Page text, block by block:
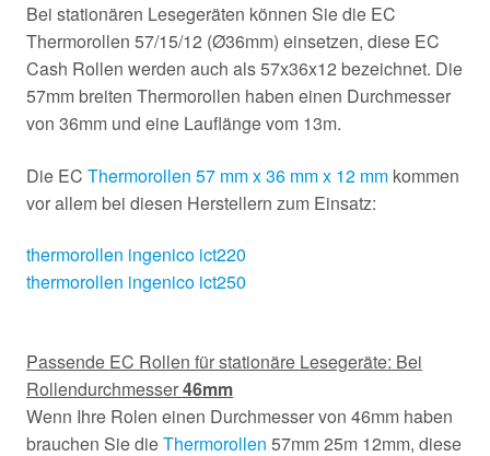
Bei stationären Lesegeräten können Sie die EC
Thermorollen 57/15/12 (Ø36mm) einsetzen, diese EC
Cash Rollen werden auch als 57x36x12 bezeichnet. Die
57mm breiten Thermorollen haben einen Durchmesser
von 36mm und eine Lauflänge vom 13m.
Die EC Thermorollen 57 mm x 36 mm x 12 mm kommen
vor allem bei diesen Herstellern zum Einsatz:
thermorollen ingenico ict220
thermorollen ingenico ict250
Passende EC Rollen für stationäre Lesegeräte: Bei
Rollendurchmesser46mm
Wenn Ihre Rolen einen Durchmesser von 46mm haben
brauchen Sie dieThermorollen 57mm 25m 12mm, diese